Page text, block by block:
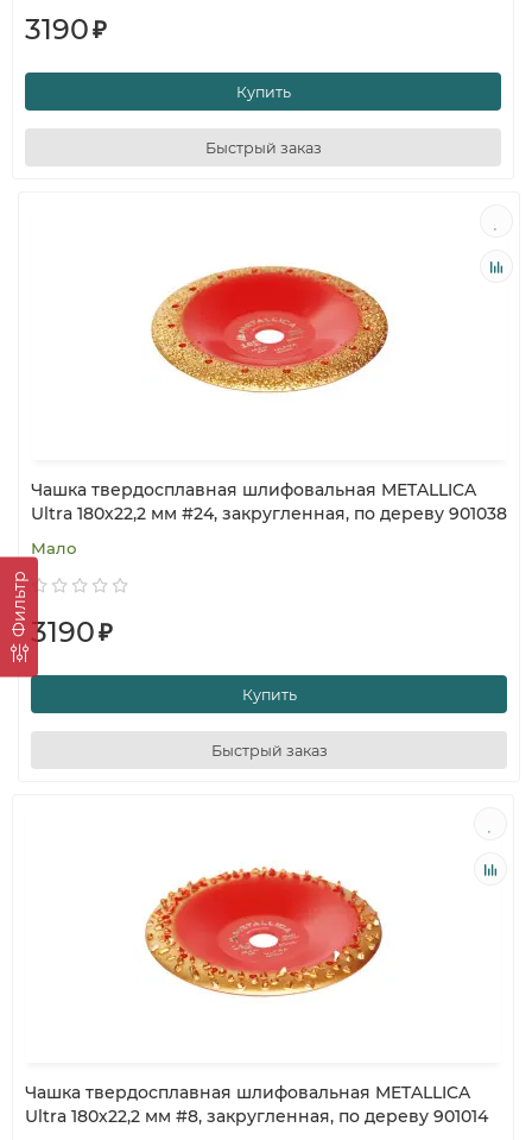
Фильтр
3190₽
Купить
Быстрый заказ
Чашка твердосплавная шлифовальная METALLICA
Ultra 180х22,2 мм #24, закругленная, по дереву 901038
Мало
3190₽
Купить
Быстрый заказ
Чашка твердосплавная шлифовальная METALLICA
Ultra 180х22,2 мм #8, закругленная, по дереву 901014